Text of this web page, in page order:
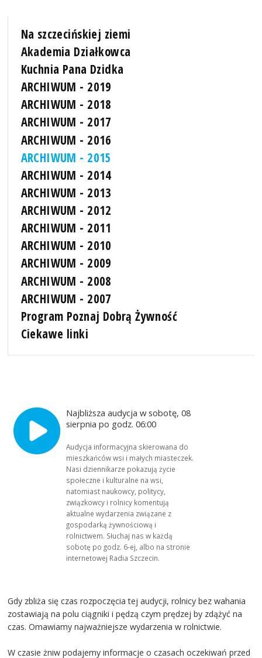
Na szczecińskiej ziemi
Akademia Działkowca
Kuchnia Pana Dzidka
ARCHIWUM - 2019
ARCHIWUM - 2018
ARCHIWUM - 2017
ARCHIWUM - 2016
ARCHIWUM - 2015
ARCHIWUM - 2014
ARCHIWUM - 2013
ARCHIWUM - 2012
ARCHIWUM - 2011
ARCHIWUM - 2010
ARCHIWUM - 2009
ARCHIWUM - 2008
ARCHIWUM - 2007
Program Poznaj Dobrą Żywność
Ciekawe linki
Najbliższa audycja w sobotę, 08
sierpnia po godz. 06:00
Audycja informacyjna skierowana do
mieszkańców wsi i małych miasteczek.
Nasi dziennikarze pokazują życie
społeczne i kulturalne na wsi,
natomiast naukowcy, politycy,
związkowcy i rolnicy komentują
aktualne wydarzenia związane z
gospodarką żywnościową i
rolnictwem. Słuchaj nas w każdą
sobotę po godz. 6-ej, albo na stronie
internetowej Radia Szczecin.
Gdy zbliża się czas rozpoczęcia tej audycji, rolnicy bez wahania
zostawiają na polu ciągniki i pędzą czym prędzej by zdążyć na
czas. Omawiamy najważniejsze wydarzenia w rolnictwie.
W czasie żniw podajemy informacje o czasach oczekiwań przed